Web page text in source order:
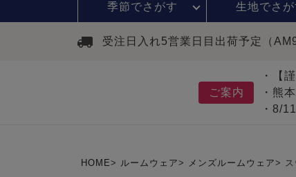
季節でさがす 生地でさ
受注日入れ5営業日目出荷予定（
ご案内
・【
・熊
・8/
HOME ルームウェア メンズルームウェア